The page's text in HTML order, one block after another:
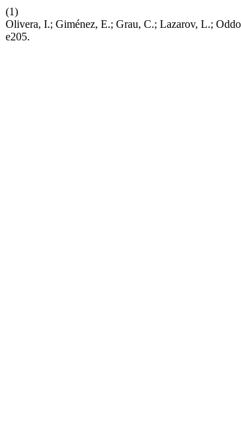
(1)
Olivera, I.; Giménez, E.; Grau, C.; Lazarov, L.;
e205.